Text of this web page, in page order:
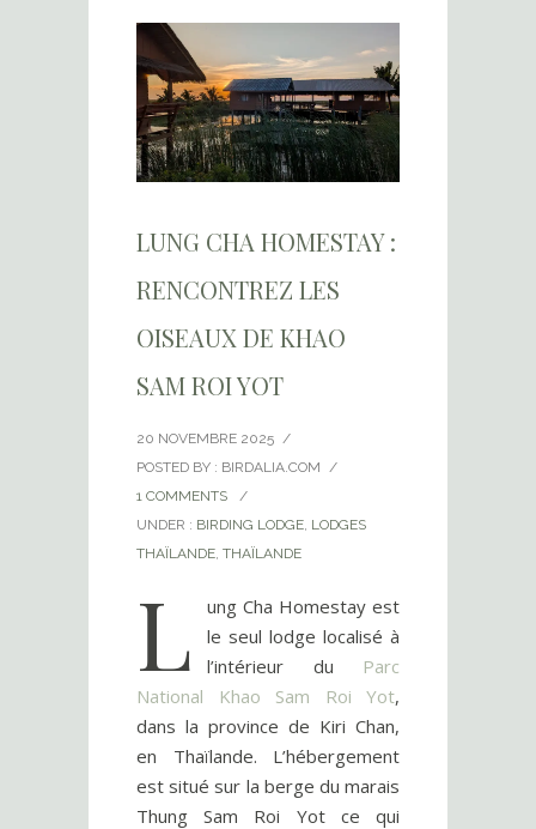
LUNG CHA HOMESTAY :
RENCONTREZ LES
OISEAUX DE KHAO
SAM ROI YOT
20 NOVEMBRE 2025 /
POSTED BY : BIRDALIA.COM
/
1 COMMENTS
/
UNDER : BIRDING LODGE LODGES
THAÏLANDE THAÏLANDE
L
ung Cha Homestay est
le seul lodge localisé à
l’intérieur du Parc
National Khao Sam Roi Yot,
dans la province de Kiri Chan,
en Thaïlande. L’hébergement
est situé sur la berge du marais
Thung Sam Roi Yot ce qui